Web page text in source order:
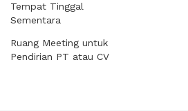
Tempat Tinggal
Sementara
Ruang Meeting untuk
Pendirian PT atau CV